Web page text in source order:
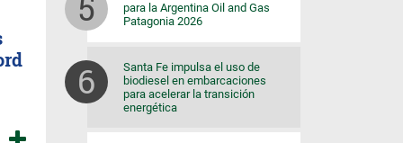
para la Argentina Oil and Gas
Patagonia 2026
Santa Fe impulsa el uso de
biodiesel en embarcaciones
para acelerar la transición
energética